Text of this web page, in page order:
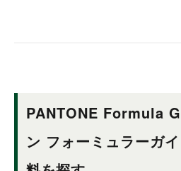
PANTONE Formula
ン フォーミュラーガ